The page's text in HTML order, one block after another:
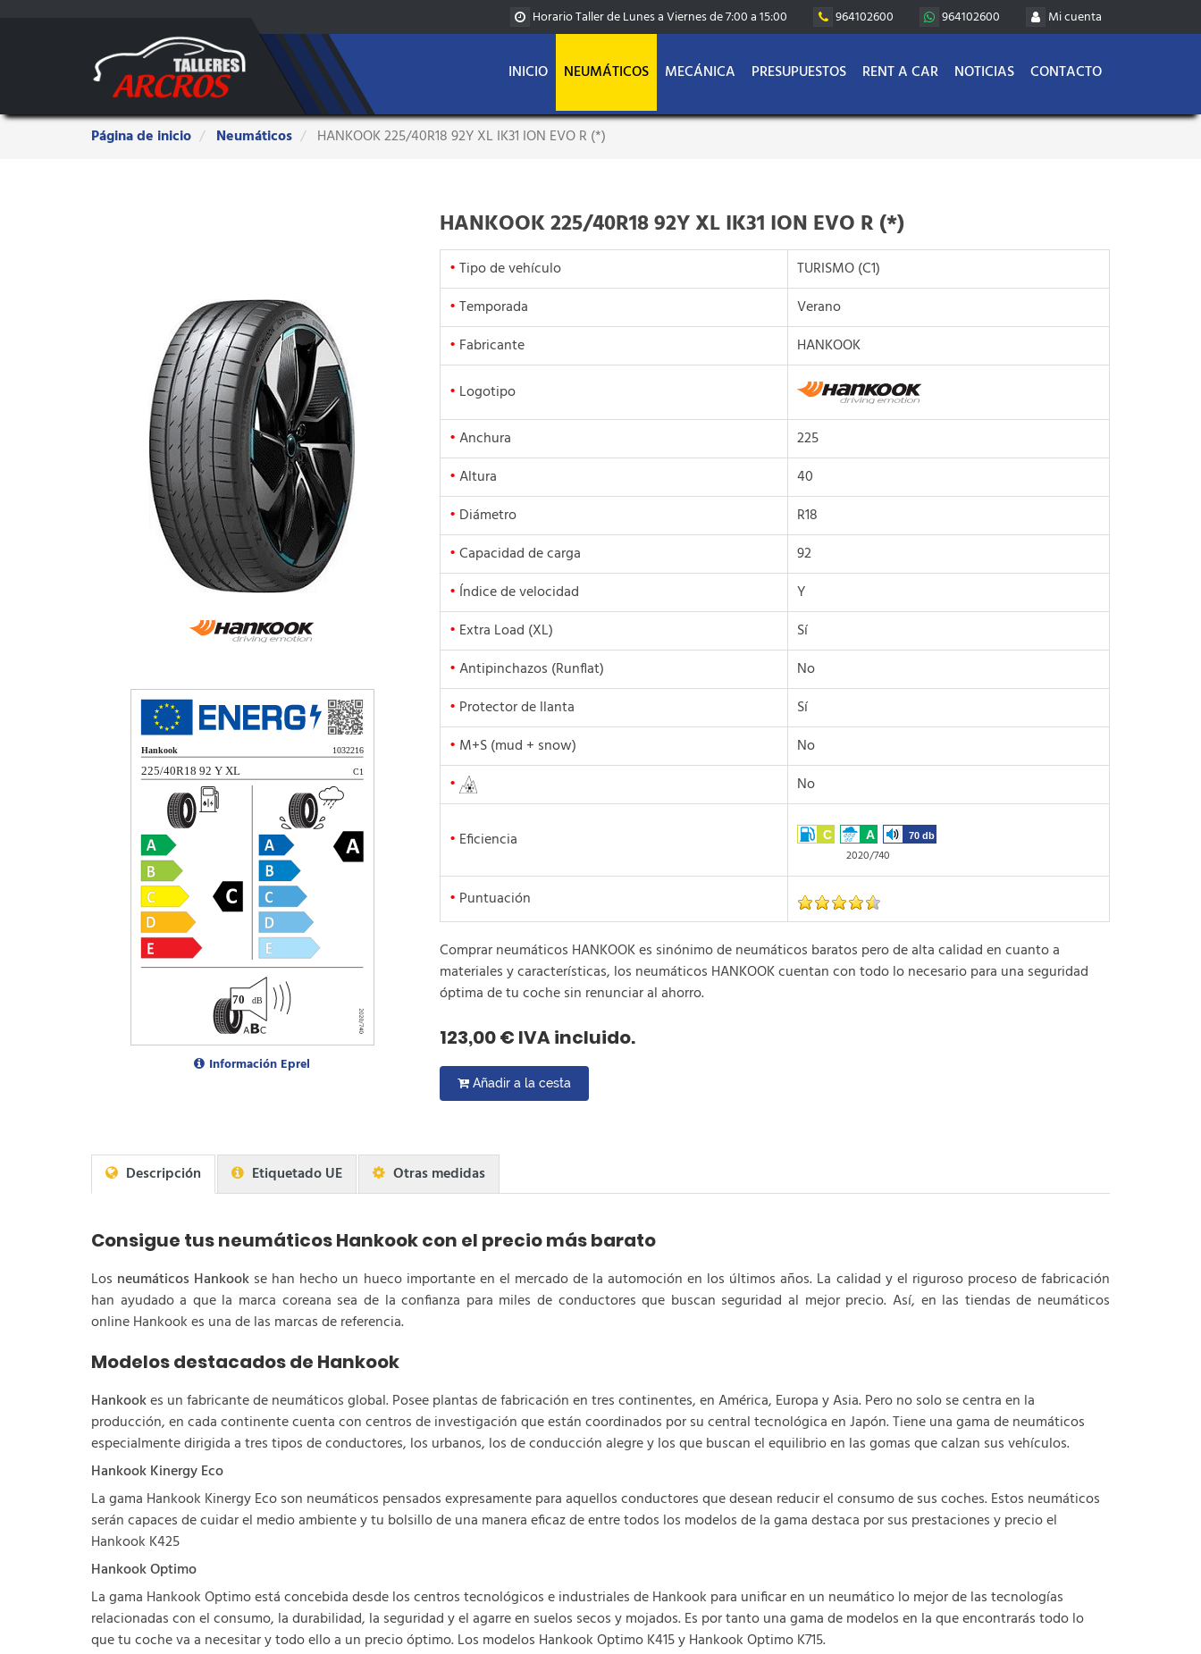
Horario Taller de Lunes a Viernes de 7:00 a 15:00 964102600 964102600 Mi cuenta
INICIO NEUMÁTICOS MECÁNICA PRESUPUESTOS RENT A CAR NOTICIAS CONTACTO
Estas
aquí:
Página de inicio Neumáticos HANKOOK 225/40R18 92Y XL IK31 ION EVO R (*)
Información Eprel
HANKOOK 225/40R18 92Y XL IK31 ION EVO R (*)
•Tipo de vehículo
TURISMO (C1)
•Temporada
Verano
• Fabricante
HANKOOK
• Logotipo
•Anchura
225
•Altura
40
• Diámetro
R18
•Capacidad de carga
92
• Índice de velocidad
Y
• Extra Load (XL)
Sí
•Antipinchazos (Runflat)
No
• Protector de llanta
Sí
• M+S (mud + snow)
No
•
No
• Eficiencia C A 70 db
2020/740
• Puntuación
Comprar neumáticos HANKOOK es sinónimo de neumáticos baratos pero de alta calidad en cuanto a
materiales y características, los neumáticos HANKOOK cuentan con todo lo necesario para una seguridad
óptima de tu coche sin renunciar al ahorro.
123,00 € IVA incluido.
Añadir a la cesta
Descripción Etiquetado UE Otras medidas
Consigue tus neumáticos Hankook con el precio más barato
Los neumáticos Hankook se han hecho un hueco importante en el mercado de la automoción en los últimos años. La calidad y el riguroso proceso de fabricación
han ayudado a que la marca coreana sea de la confianza para miles de conductores que buscan seguridad al mejor precio. Así, en las tiendas de neumáticos
online Hankook es una de las marcas de referencia.
Modelos destacados de Hankook
Hankookes un fabricante de neumáticos global. Posee plantas de fabricación en tres continentes, en América, Europa y Asia. Pero no solo se centra en la
producción, en cada continente cuenta con centros de investigación que están coordinados por su central tecnológica en Japón. Tiene una gama de neumáticos
especialmente dirigida a tres tipos de conductores, los urbanos, los de conducción alegre y los que buscan el equilibrio en las gomas que calzan sus vehículos.
Hankook Kinergy Eco
La gama Hankook Kinergy Eco son neumáticos pensados expresamente para aquellos conductores que desean reducir el consumo de sus coches. Estos neumáticos
serán capaces de cuidar el medio ambiente y tu bolsillo de una manera eficaz de entre todos los modelos de la gama destaca por sus prestaciones y precio el
Hankook K425
Hankook Optimo
La gama Hankook Optimo está concebida desde los centros tecnológicos e industriales de Hankook para unificar en un neumático lo mejor de las tecnologías
relacionadas con el consumo, la durabilidad, la seguridad y el agarre en suelos secos y mojados. Es por tanto una gama de modelos en la que encontrarás todo lo
que tu coche va a necesitar y todo ello a un precio óptimo. Los modelos Hankook Optimo K415 y Hankook Optimo K715.